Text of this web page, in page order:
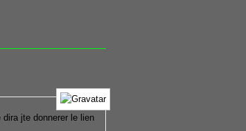
jte donnerer le lien